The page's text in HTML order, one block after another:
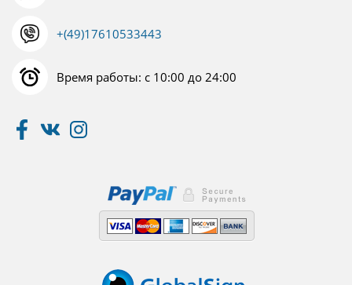
+(49)17610533443
Время работы: с 10:00 до 24:00